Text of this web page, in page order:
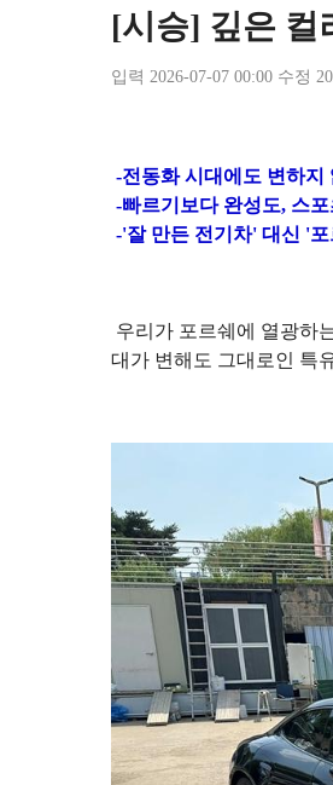
[시승] 깊은 컬
입력 2026-07-07 00:00 수정
-전동화 시대에도 변하지
-빠르기보다 완성도, 스
-'잘 만든 전기차' 대신 '
우리가 포르쉐에 열광하
대가 변해도 그대로인 특